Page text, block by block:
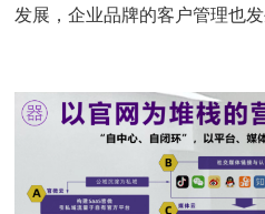
发展，企业品牌的客户管理也发